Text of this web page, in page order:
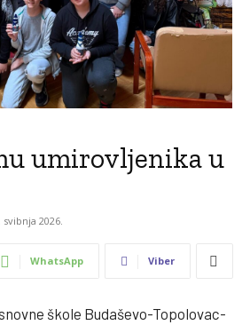
umirovljenika u
svibnja 2026.
WhatsApp Viber
škole Budaševo-Topolovac-